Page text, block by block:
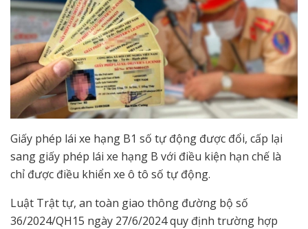
Giấy phép lái xe hạng B1 số tự động được đổi, cấp lại
sang giấy phép lái xe hạng B với điều kiện hạn chế là
chỉ được điều khiển xe ô tô số tự động.
Luật Trật tự, an toàn giao thông đường bộ số
36/2024/QH15 ngày 27/6/2024 quy định trường hợp